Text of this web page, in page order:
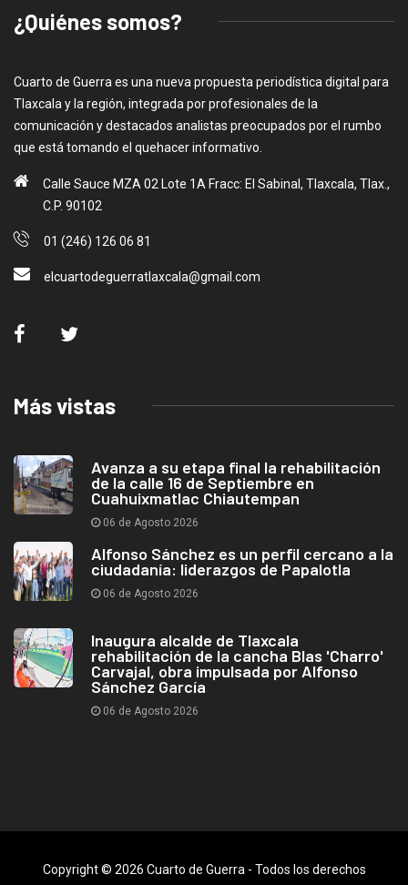
¿Quiénes somos?
Cuarto de Guerra es una nueva propuesta periodística digital para
Tlaxcala y la región, integrada por profesionales de la
comunicación y destacados analistas preocupados por el rumbo
que está tomando el quehacer informativo.
Calle Sauce MZA 02 Lote 1A Fracc: El Sabinal, Tlaxcala, Tlax.,
C.P. 90102
01 (246) 126 06 81
elcuartodeguerratlaxcala@gmail.com
Más vistas
Avanza a su etapa final la rehabilitación
de la calle 16 de Septiembre en
Cuahuixmatlac Chiautempan
06 de Agosto 2026
Alfonso Sánchez es un perfil cercano a la
ciudadanía: liderazgos de Papalotla
06 de Agosto 2026
Inaugura alcalde de Tlaxcala
rehabilitación de la cancha Blas 'Charro'
Carvajal, obra impulsada por Alfonso
Sánchez García
06 de Agosto 2026
Copyright © 2026 Cuarto de Guerra - Todos los derechos